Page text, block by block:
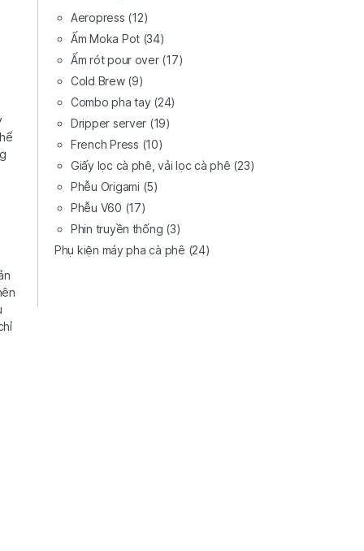
Aeropress (12)
Ấm Moka Pot (34)
Ấm rót pour over (17)
Cold Brew (9)
Combo pha tay (24)
Dripper server (19)
French Press (10)
Giấy lọc cà phê, vải lọc cà phê (23)
Phễu Origami (5)
Phễu V60 (17)
Phin truyền thống (3)
Phụ kiện máy pha cà phê (24)